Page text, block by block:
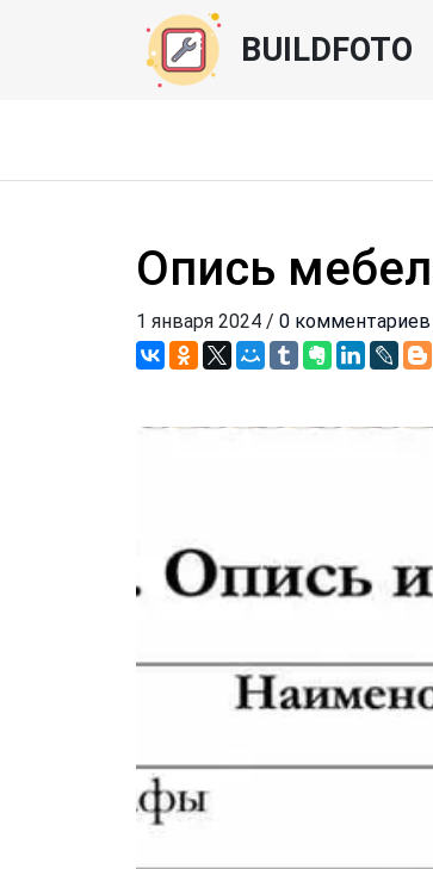
BUILDFOTO
Опись
1 января 2024 / 0 комментариев